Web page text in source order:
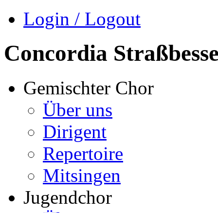
Login / Logout
Concordia
Gemischter Chor
Über uns
Dirigent
Repertoire
Mitsingen
Jugendchor